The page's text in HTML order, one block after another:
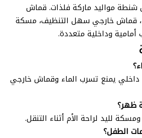
شنطة مواليد ماركة فلذات. قماش
قماش خارجي سهل التنظيف، مسكة
أمامية وداخلية متعددة.
يمنع تسرب الماء وقماش خارجي
ظهر؟
لليد لراحة الأم أثناء التنقل.
الطفل؟